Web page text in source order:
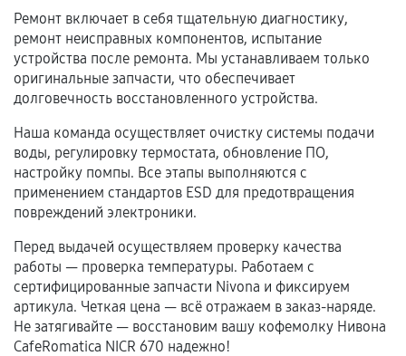
Естественный износ деталей, если иное не
предусмотрено отдельно.
Обращение после окончания гарантийного
срока.
Программные сбои, если это не указано в
отдельных условиях.
Если комплектующие куплены
самостоятельно
Гарантия на выполненные работы может
сохраняться полностью или частично, если
соблюдены следующие условия:
Ремонт включает в себя тщательную диагностику,
ремонт неисправных компонентов, испытание
устройства после ремонта. Мы устанавливаем только
оригинальные запчасти, что обеспечивает
долговечность восстановленного устройства.
Наша команда осуществляет очистку системы подачи
воды, регулировку термостата, обновление ПО,
настройку помпы. Все этапы выполняются с
применением стандартов ESD для предотвращения
повреждений электроники.
Перед выдачей осуществляем проверку качества
работы — проверка температуры. Работаем с
сертифицированные запчасти Nivona и фиксируем
артикула. Четкая цена — всё отражаем в заказ-наряде.
Не затягивайте — восстановим вашу кофемолку Нивона
CafeRomatica NICR 670 надежно!